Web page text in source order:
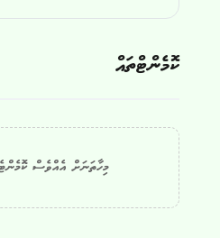
ކޮމެންޓްތައް
މިހާތަނަށް އެއްވެސް